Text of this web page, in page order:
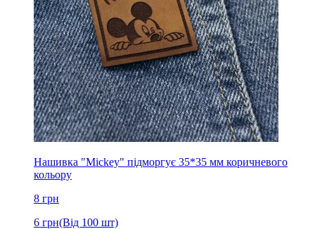
Нашивка "Mickey" підморгує 35*35 мм коричневого
кольору
8 грн
6 грн(Від 100 шт)